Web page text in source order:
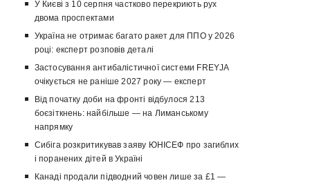
У Києві з 10 серпня частково перекриють рух
двома проспектами
Україна не отримає багато ракет для ППО у 2026
році: експерт розповів деталі
Застосування антибалістичної системи FREYJA
очікується не раніше 2027 року — експерт
Від початку доби на фронті відбулося 213
боєзіткнень: найбільше — на Лиманському
напрямку
Сибіга розкритикував заяву ЮНІСЕФ про загиблих
і поранених дітей в Україні
Канаді продали підводний човен лише за £1 —